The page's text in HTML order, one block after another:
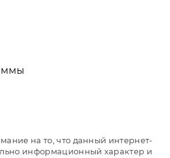
на то, что данный интернет-
информационный характер и